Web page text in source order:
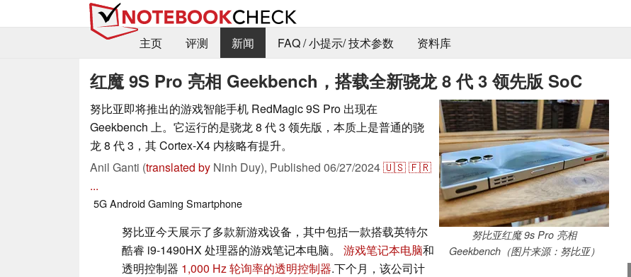
主页
评测 新闻 FAQ / 小提示/ 技术参数 资料库
红魔 9S Pro 亮相 Geekbench，搭载全新骁龙 8 代 3 领先版 SoC
努比亚红魔 9s Pro 亮相
Geekbench（图片来源：努比亚）
努比亚即将推出的游戏智能手机 RedMagic 9S Pro 出现在
Geekbench 上。它运行的是骁龙 8 代 3 领先版，本质上是普通的骁
龙 8 代 3，其 Cortex-X4 内核略有提升。
Anil Ganti (translated by Ninh Duy), Published 06/27/2024🇺🇸🇫🇷
...
5GAndroidGaming Smartphone
努比亚今天展示了多款新游戏设备，其中包括一款搭载英特尔
酷睿 i9-1490HX 处理器的游戏笔记本电脑。 游戏笔记本电脑和
透明控制器 1,000 Hz 轮询率的透明控制器.下个月，该公司计